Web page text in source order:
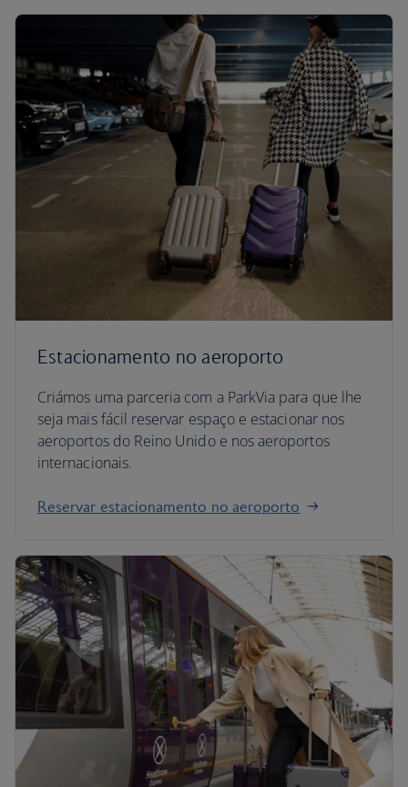
Estacionamento no aeroporto
Criámos uma parceria com a ParkVia para que lhe
seja mais fácil reservar espaço e estacionar nos
aeroportos do Reino Unido e nos aeroportos
internacionais.
Reservar estacionamento no aeroporto